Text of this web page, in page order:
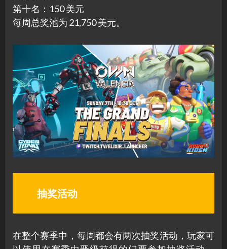
第十名：150 美元
每周总奖池为 21,750 美元。
抽奖活动
在整个赛季中，每周都会有两次抽奖活动，玩家可